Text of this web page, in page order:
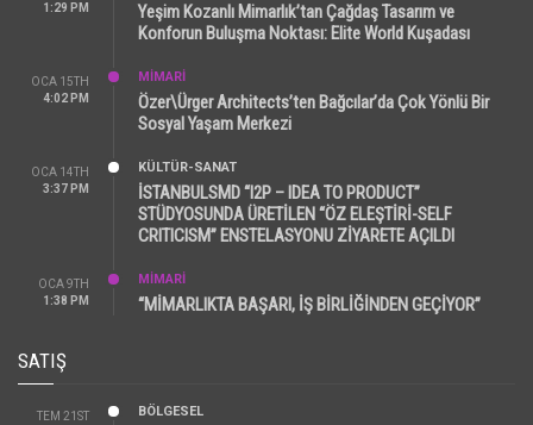
1:29 PM
Yeşim Kozanlı Mimarlık’tan Çağdaş Tasarım ve
Konforun Buluşma Noktası: Elite World Kuşadası
OCA 15TH
4:02 PM
MİMARİ
Özer\Ürger Architects’ten Bağcılar’da Çok Yönlü Bir
Sosyal Yaşam Merkezi
OCA 14TH
3:37 PM
KÜLTÜR-SANAT
İSTANBULSMD “I2P – IDEA TO PRODUCT”
STÜDYOSUNDA ÜRETİLEN “ÖZ ELEŞTİRİ-SELF
CRITICISM” ENSTELASYONU ZİYARETE AÇILDI
OCA 9TH
1:38 PM
MİMARİ
“MİMARLIKTA BAŞARI, İŞ BİRLİĞİNDEN GEÇİYOR”
SATIŞ
TEM 21ST
BÖLGESEL